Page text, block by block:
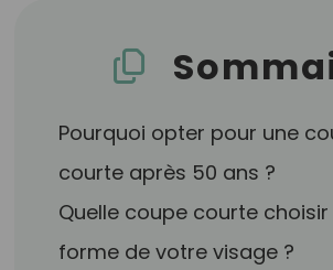
Pourquoi opter pour une
courte après 50 ans ?
Quelle coupe courte
forme de votre visage ?